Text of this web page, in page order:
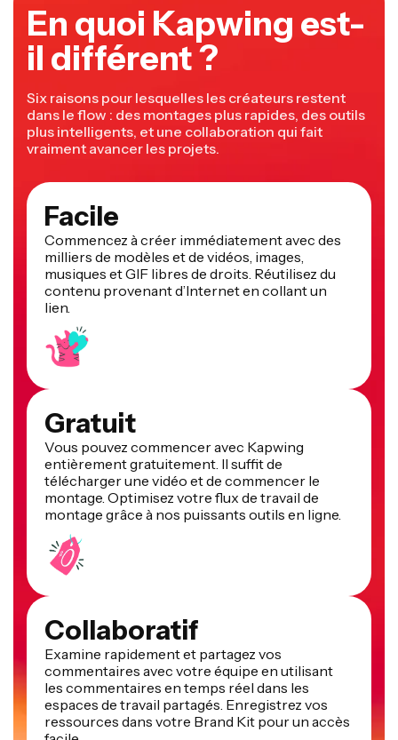
En quoi Kapwing est-
il différent ?
Six raisons pour lesquelles les créateurs restent
dans le flow : des montages plus rapides, des outils
plus intelligents, et une collaboration qui fait
vraiment avancer les projets.
Facile
Commencez à créer immédiatement avec des
milliers de modèles et de vidéos, images,
musiques et GIF libres de droits. Réutilisez du
contenu provenant d’Internet en collant un
lien.
Gratuit
Vous pouvez commencer avec Kapwing
entièrement gratuitement. Il suffit de
télécharger une vidéo et de commencer le
montage. Optimisez votre flux de travail de
montage grâce à nos puissants outils en ligne.
Collaboratif
Examine rapidement et partagez vos
commentaires avec votre équipe en utilisant
les commentaires en temps réel dans les
espaces de travail partagés. Enregistrez vos
ressources dans votre Brand Kit pour un accès